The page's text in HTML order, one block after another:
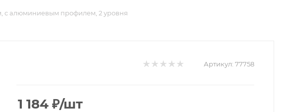
с алюминиевым профилем, 2 уровня
Артикул: 77758
1 184 ₽/шт